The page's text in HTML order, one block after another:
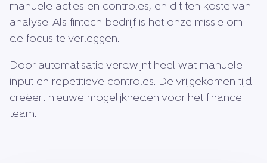
manuele acties en controles, en dit ten koste van
analyse. Als fintech-bedrijf is het onze missie om
de focus te verleggen.
Door automatisatie verdwijnt heel wat manuele
input en repetitieve controles. De vrijgekomen tijd
creëert nieuwe mogelijkheden voor het finance
team.